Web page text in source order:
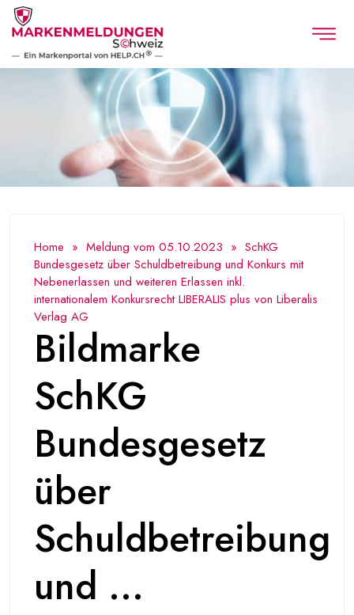
Home » Meldung vom 05.10.2023 » SchKG
Bundesgesetz über Schuldbetreibung und Konkurs mit
Nebenerlassen und weiteren Erlassen inkl.
internationalem Konkursrecht LIBERALIS plus von Liberalis
Verlag AG
Bildmarke
SchKG
Bundesgesetz
über
Schuldbetreibung
und ...